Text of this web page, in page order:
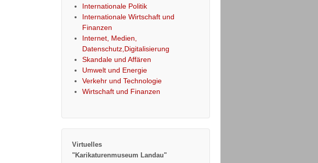
Internationale Politik
Internationale Wirtschaft und
Finanzen
Internet, Medien,
Datenschutz,Digitalisierung
Skandale und Affären
Umwelt und Energie
Verkehr und Technologie
Wirtschaft und Finanzen
Virtuelles
"Karikaturenmuseum Landau"